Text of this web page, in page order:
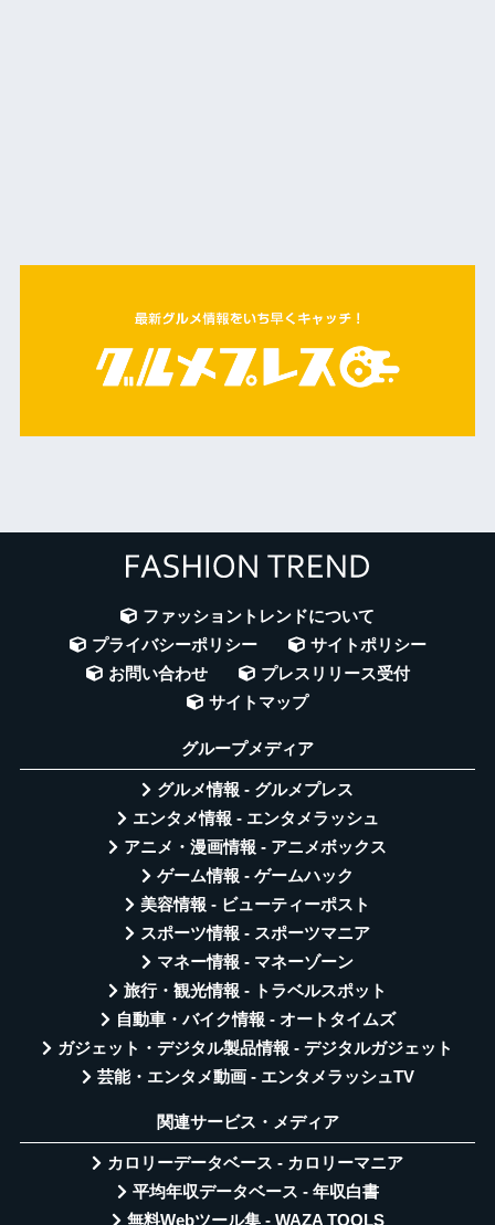
ファッショントレンドについて
プライバシーポリシー
サイトポリシー
お問い合わせ
プレスリリース受付
サイトマップ
グループメディア
グルメ情報 - グルメプレス
エンタメ情報 - エンタメラッシュ
アニメ・漫画情報 - アニメボックス
ゲーム情報 - ゲームハック
美容情報 - ビューティーポスト
スポーツ情報 - スポーツマニア
マネー情報 - マネーゾーン
旅行・観光情報 - トラベルスポット
自動車・バイク情報 - オートタイムズ
ガジェット・デジタル製品情報 - デジタルガジェット
芸能・エンタメ動画 - エンタメラッシュTV
関連サービス・メディア
カロリーデータベース - カロリーマニア
平均年収データベース - 年収白書
無料Webツール集 - WAZA TOOLS